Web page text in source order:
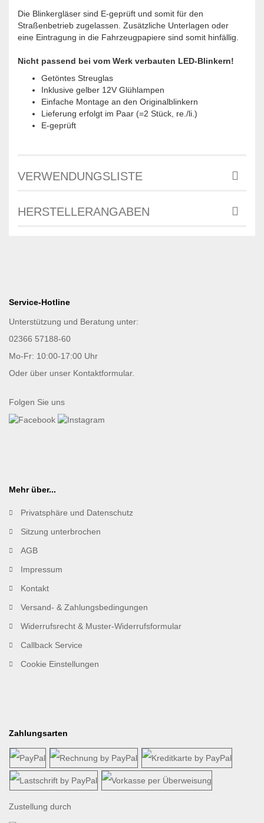
Die Blinkergläser sind E-geprüft und somit für den
Straßenbetrieb zugelassen. Zusätzliche Unterlagen oder
eine Eintragung in die Fahrzeugpapiere sind somit hinfällig.
Nicht passend bei vom Werk verbauten LED-Blinkern!
Getöntes Streuglas
Inklusive gelber 12V Glühlampen
Einfache Montage an den Originalblinkern
Lieferung erfolgt im Paar (=2 Stück, re./li.)
E-geprüft
VERWENDUNGSLISTE
HERSTELLERANGABEN
Service-Hotline
Unterstützung und Beratung unter:
02366 57188-60
Mo-Fr: 10:00-17:00 Uhr
Oder über unser Kontaktformular.
Folgen Sie uns
Mehr über...
Privatsphäre und Datenschutz
Sitzung unterbrochen
AGB
Impressum
Kontakt
Versand- & Zahlungsbedingungen
Widerrufsrecht & Muster-Widerrufsformular
Callback Service
Cookie Einstellungen
Zahlungsarten
Zustellung durch